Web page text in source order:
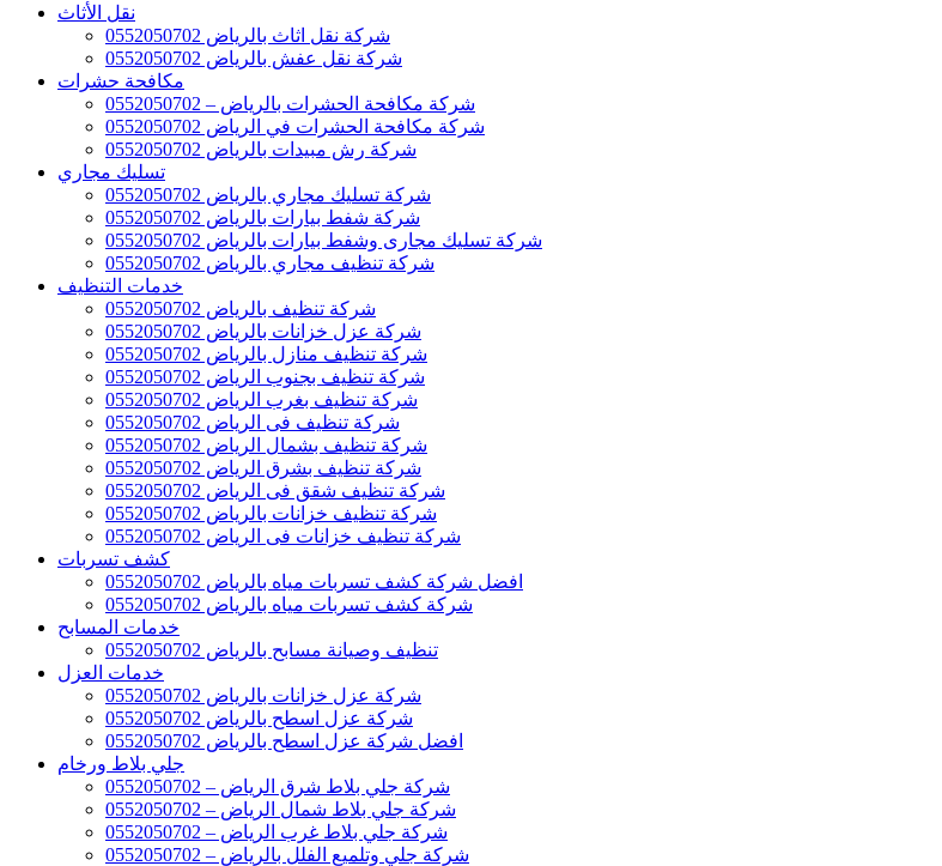
نقل الأثاث
شركة نقل اثاث بالرياض 0552050702
شركة نقل عفش بالرياض 0552050702
مكافحة حشرات
شركة مكافحة الحشرات بالرياض – 0552050702
شركة مكافحة الحشرات في الرياض 0552050702
شركة رش مبيدات بالرياض 0552050702
تسليك مجاري
شركة تسليك مجاري بالرياض 0552050702
شركة شفط بيارات بالرياض 0552050702
شركة تسليك مجارى وشفط بيارات بالرياض 0552050702
شركة تنظيف مجاري بالرياض 0552050702
خدمات التنظيف
شركة تنظيف بالرياض 0552050702
شركة عزل خزانات بالرياض 0552050702
شركة تنظيف منازل بالرياض 0552050702
شركة تنظيف بجنوب الرياض 0552050702
شركة تنظيف بغرب الرياض 0552050702
شركة تنظيف فى الرياض 0552050702
شركة تنظيف بشمال الرياض 0552050702
شركة تنظيف بشرق الرياض 0552050702
شركة تنظيف شقق فى الرياض 0552050702
شركة تنظيف خزانات بالرياض 0552050702
شركة تنظيف خزانات فى الرياض 0552050702
كشف تسربات
افضل شركة كشف تسربات مياه بالرياض 0552050702
شركة كشف تسربات مياه بالرياض 0552050702
خدمات المسابح
تنظيف وصيانة مسابح بالرياض 0552050702
خدمات العزل
شركة عزل خزانات بالرياض 0552050702
شركة عزل اسطح بالرياض 0552050702
افضل شركة عزل اسطح بالرياض 0552050702
جلي بلاط ورخام
شركة جلي بلاط شرق الرياض – 0552050702
شركة جلي بلاط شمال الرياض – 0552050702
شركة جلي بلاط غرب الرياض – 0552050702
شركة جلي وتلميع الفلل بالرياض – 0552050702